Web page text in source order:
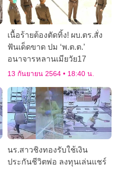
เนื้อร้ายต้องตัดทิ้ง! ผบ.ตร.สั่ง
ฟันเด็ดขาด ปม ‘พ.ต.ต.’
อนาจารหลานเมียวัย17
13 กันยายน 2564 18:40 น.
นร.สาวชิงทองรับใช้เงิน
ประกันชีวิตพ่อ ลงทุนเล่นแชร์